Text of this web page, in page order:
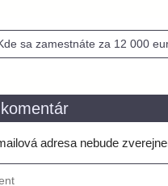
sa zamestnáte za 12 000
adresa nebude